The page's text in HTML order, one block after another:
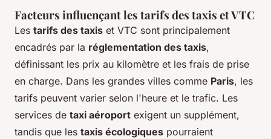
Facteurs influençant les tarifs des taxis et VTC
Les tarifs des taxis et VTC sont principalement
encadrés par la réglementation des taxis,
définissant les prix au kilomètre et les frais de prise
en charge. Dans les grandes villes comme Paris, les
tarifs peuvent varier selon l'heure et le trafic. Les
services de taxi aéroport exigent un supplément,
tandis que les taxis écologiques pourraient